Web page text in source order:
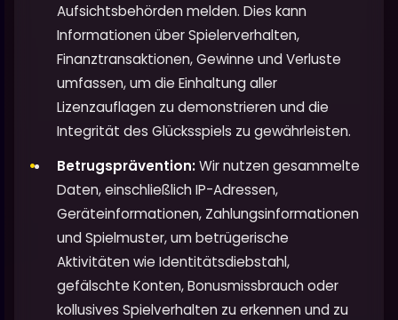
Aufsichtsbehörden melden. Dies kann
Informationen über Spielerverhalten,
Finanztransaktionen, Gewinne und Verluste
umfassen, um die Einhaltung aller
Lizenzauflagen zu demonstrieren und die
Integrität des Glücksspiels zu gewährleisten.
Betrugsprävention:Wir nutzen gesammelte
Daten, einschließlich IP-Adressen,
Geräteinformationen, Zahlungsinformationen
und Spielmuster, um betrügerische
Aktivitäten wie Identitätsdiebstahl,
gefälschte Konten, Bonusmissbrauch oder
kollusives Spielverhalten zu erkennen und zu